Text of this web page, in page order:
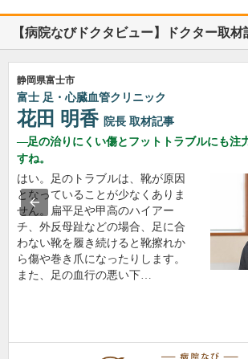
【病院なびドクタビュー】ドクター取材
静岡県富士市
富士 足・心臓血管クリニック
花田 明香 院長 取材記事
足の治りにくい傷とフットトラブルにも注
すね。
はい。足のトラブルは、靴が原因
となっていることが少なくありま
せん。扁平足や甲高のハイアー
チ、外反母趾などの場合、足に合
わない靴を履き続けると靴擦れか
ら傷や巻き爪になったりします。
また、足の血行の悪い下…